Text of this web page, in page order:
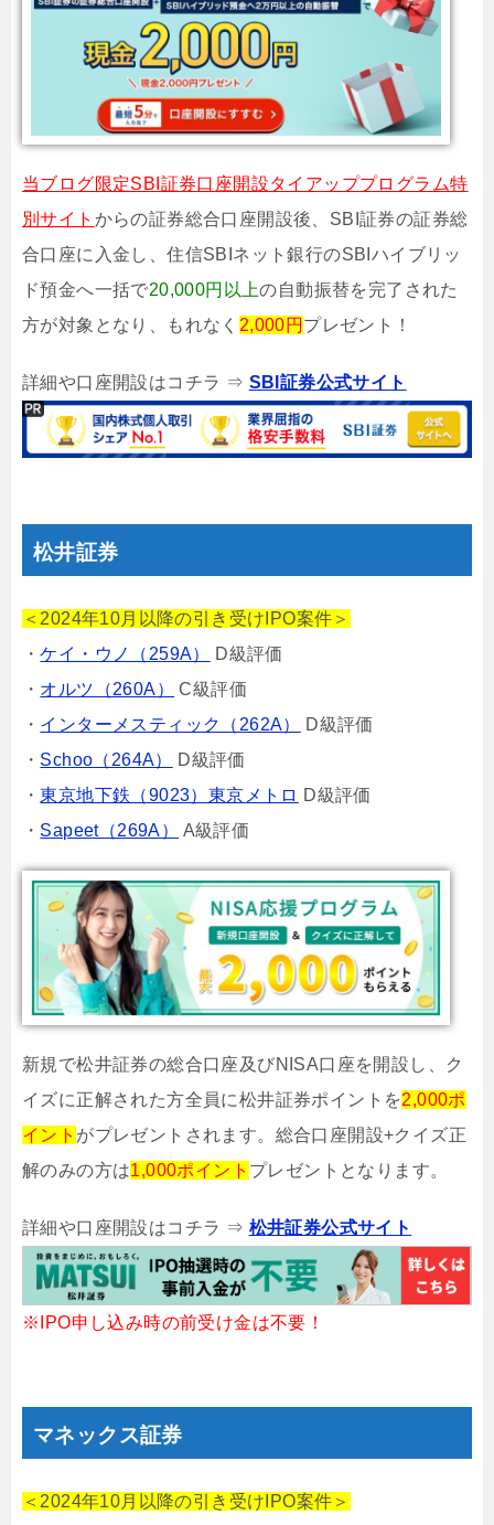
当ブログ限定SBI証券口座開設タイアッププログラム特
別サイト からの証券総合口座開設後、SBI証券の証券総
合口座に入金し、住信SBIネット銀行のSBIハイブリッ
ド預金へ一括で20,000円以上の自動振替を完了された
方が対象となり、もれなく 2,000円 プレゼント！
詳細や口座開設はコチラ ⇒ SBI証券公式サイト
松井証券
＜2024年10月以降の引き受けIPO案件＞
・ケイ・ウノ（259A）
D級評価
・ オルツ（260A）
C級評価
・ インターメスティック（262A）
D級評価
・ Schoo（264A）
D級評価
・東京地下鉄（9023）東京メトロ D級評価
・ Sapeet（269A） A級評価
新規で松井証券の総合口座及びNISA口座を開設し、ク
イズに正解された方全員に松井証券ポイントを2,000ポ
イント がプレゼントされます。総合口座開設+クイズ正
解のみの方は1,000ポイント プレゼントとなります。
詳細や口座開設はコチラ ⇒ 松井証券公式サイト
※IPO申し込み時の前受け金は不要！
マネックス証券
＜2024年10月以降の引き受けIPO案件＞